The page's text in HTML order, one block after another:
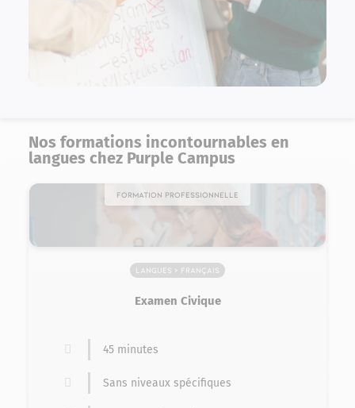
Nos formations incontournables en
langues chez Purple Campus
Formation professionnelle
Langues > Français
Examen Civique
45 minutes
Sans niveaux spécifiques